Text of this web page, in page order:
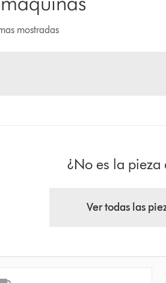
mostradas
¿No es la pieza
Ver todas las